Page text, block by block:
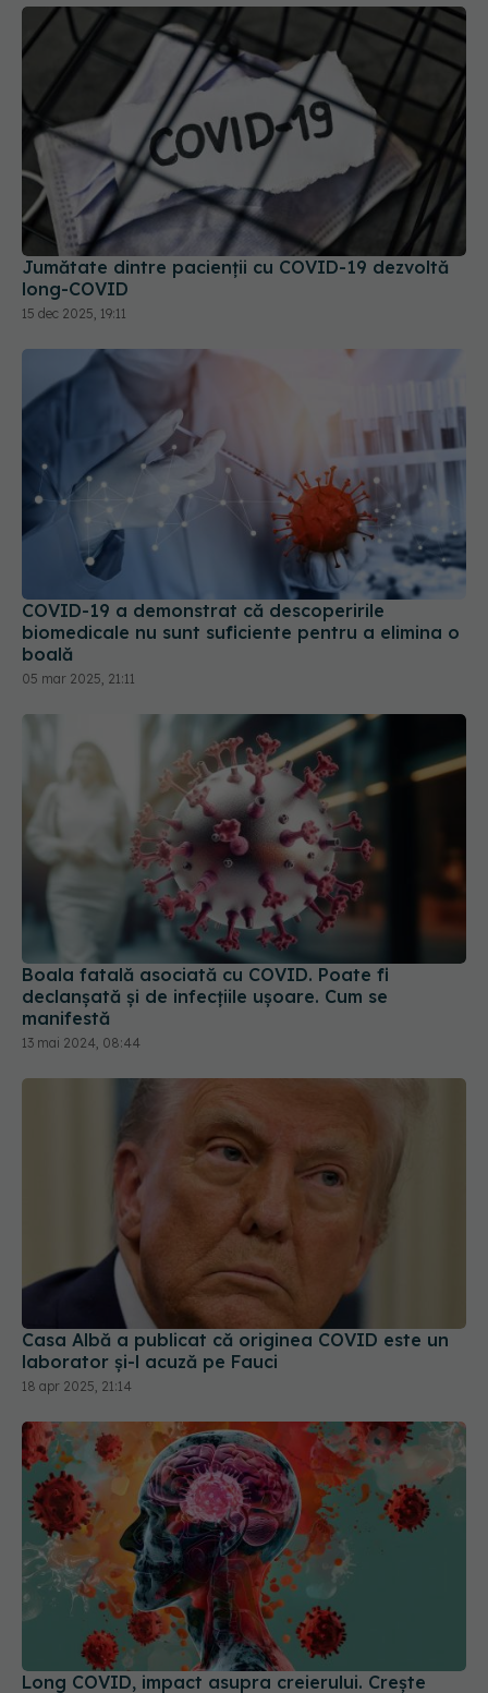
Jumătate dintre pacienții cu COVID-19 dezvoltă
long-COVID
15 dec 2025, 19:11
COVID-19 a demonstrat că descoperirile
biomedicale nu sunt suficiente pentru a elimina o
05 mar 2025, 21:11
Boala fatală asociată cu COVID. Poate fi
declanșată și de infecțiile ușoare. Cum se
13 mai 2024, 08:44
Casa Albă a publicat că originea COVID este un
laborator și-l acuză pe Fauci
18 apr 2025, 21:14
Long COVID, impact asupra creierului. Crește
riscul de boli neurodegenerative
22 ian 2026, 15:43